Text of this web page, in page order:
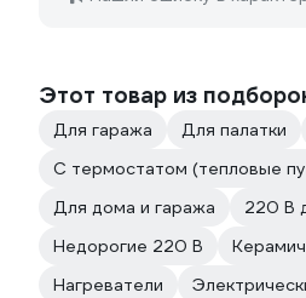
Этот товар из
Для гаража Для палатки
С термостатом (тепловые
Для дома и гаража
220 В
Недорогие 220 В
Нагреватели